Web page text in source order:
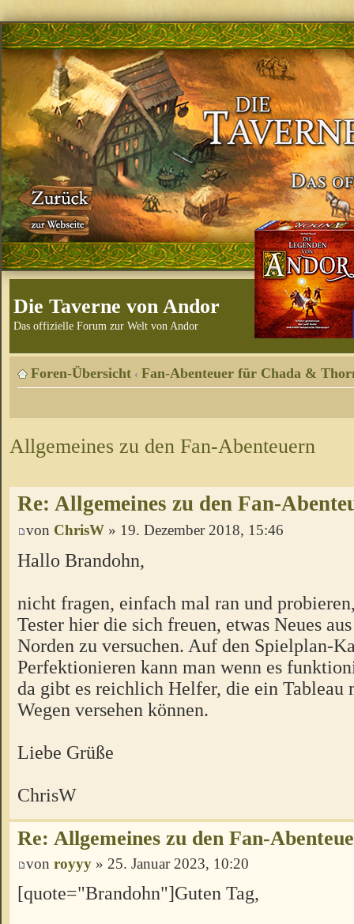
Die Taverne von Andor
Das offizielle Forum zur Welt von Andor
Foren-Übersicht ‹ Fan-Abenteuer für Chada &
Allgemeines zu den Fan-Abenteuern
Re: Allgemeines zu den Fan-
von ChrisW » 19. Dezember 2018, 15:46
Hallo Brandohn,
nicht fragen, einfach mal ran und
Tester hier die sich freuen, etwas Neues
Norden zu versuchen. Auf den Spielplan-
Perfektionieren kann man wenn es
da gibt es reichlich Helfer, die ein Tableau
Wegen versehen können.
Liebe Grüße
ChrisW
Re: Allgemeines zu den Fan-
von royyy » 25. Januar 2023, 10:20
[quote="Brandohn"]Guten Tag,